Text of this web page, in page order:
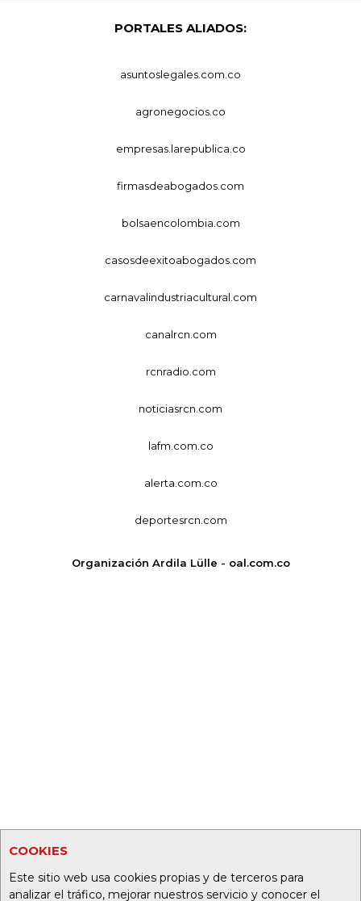
COOKIES
Este sitio web usa cookies propias y de terceros para
analizar el tráfico, mejorar nuestros servicio y conocer el
PORTALES ALIADOS:
asuntoslegales.com.co
agronegocios.co
empresas.larepublica.co
firmasdeabogados.com
bolsaencolombia.com
casosdeexitoabogados.com
carnavalindustriacultural.com
canalrcn.com
rcnradio.com
noticiasrcn.com
lafm.com.co
alerta.com.co
deportesrcn.com
Organización Ardila Lülle - oal.com.co